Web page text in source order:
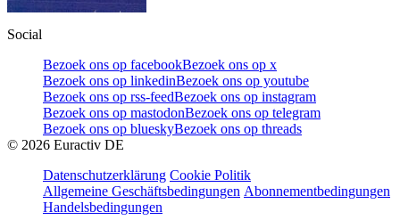
Social
Bezoek ons op facebookBezoek ons op x
Bezoek ons op linkedinBezoek ons op youtube
Bezoek ons op rss-feedBezoek ons op instagram
Bezoek ons op mastodonBezoek ons op telegram
Bezoek ons op blueskyBezoek ons op threads
© 2026 Euractiv DE
Datenschutzerklärung Cookie Politik
Allgemeine Geschäftsbedingungen Abonnementbedingungen
Handelsbedingungen